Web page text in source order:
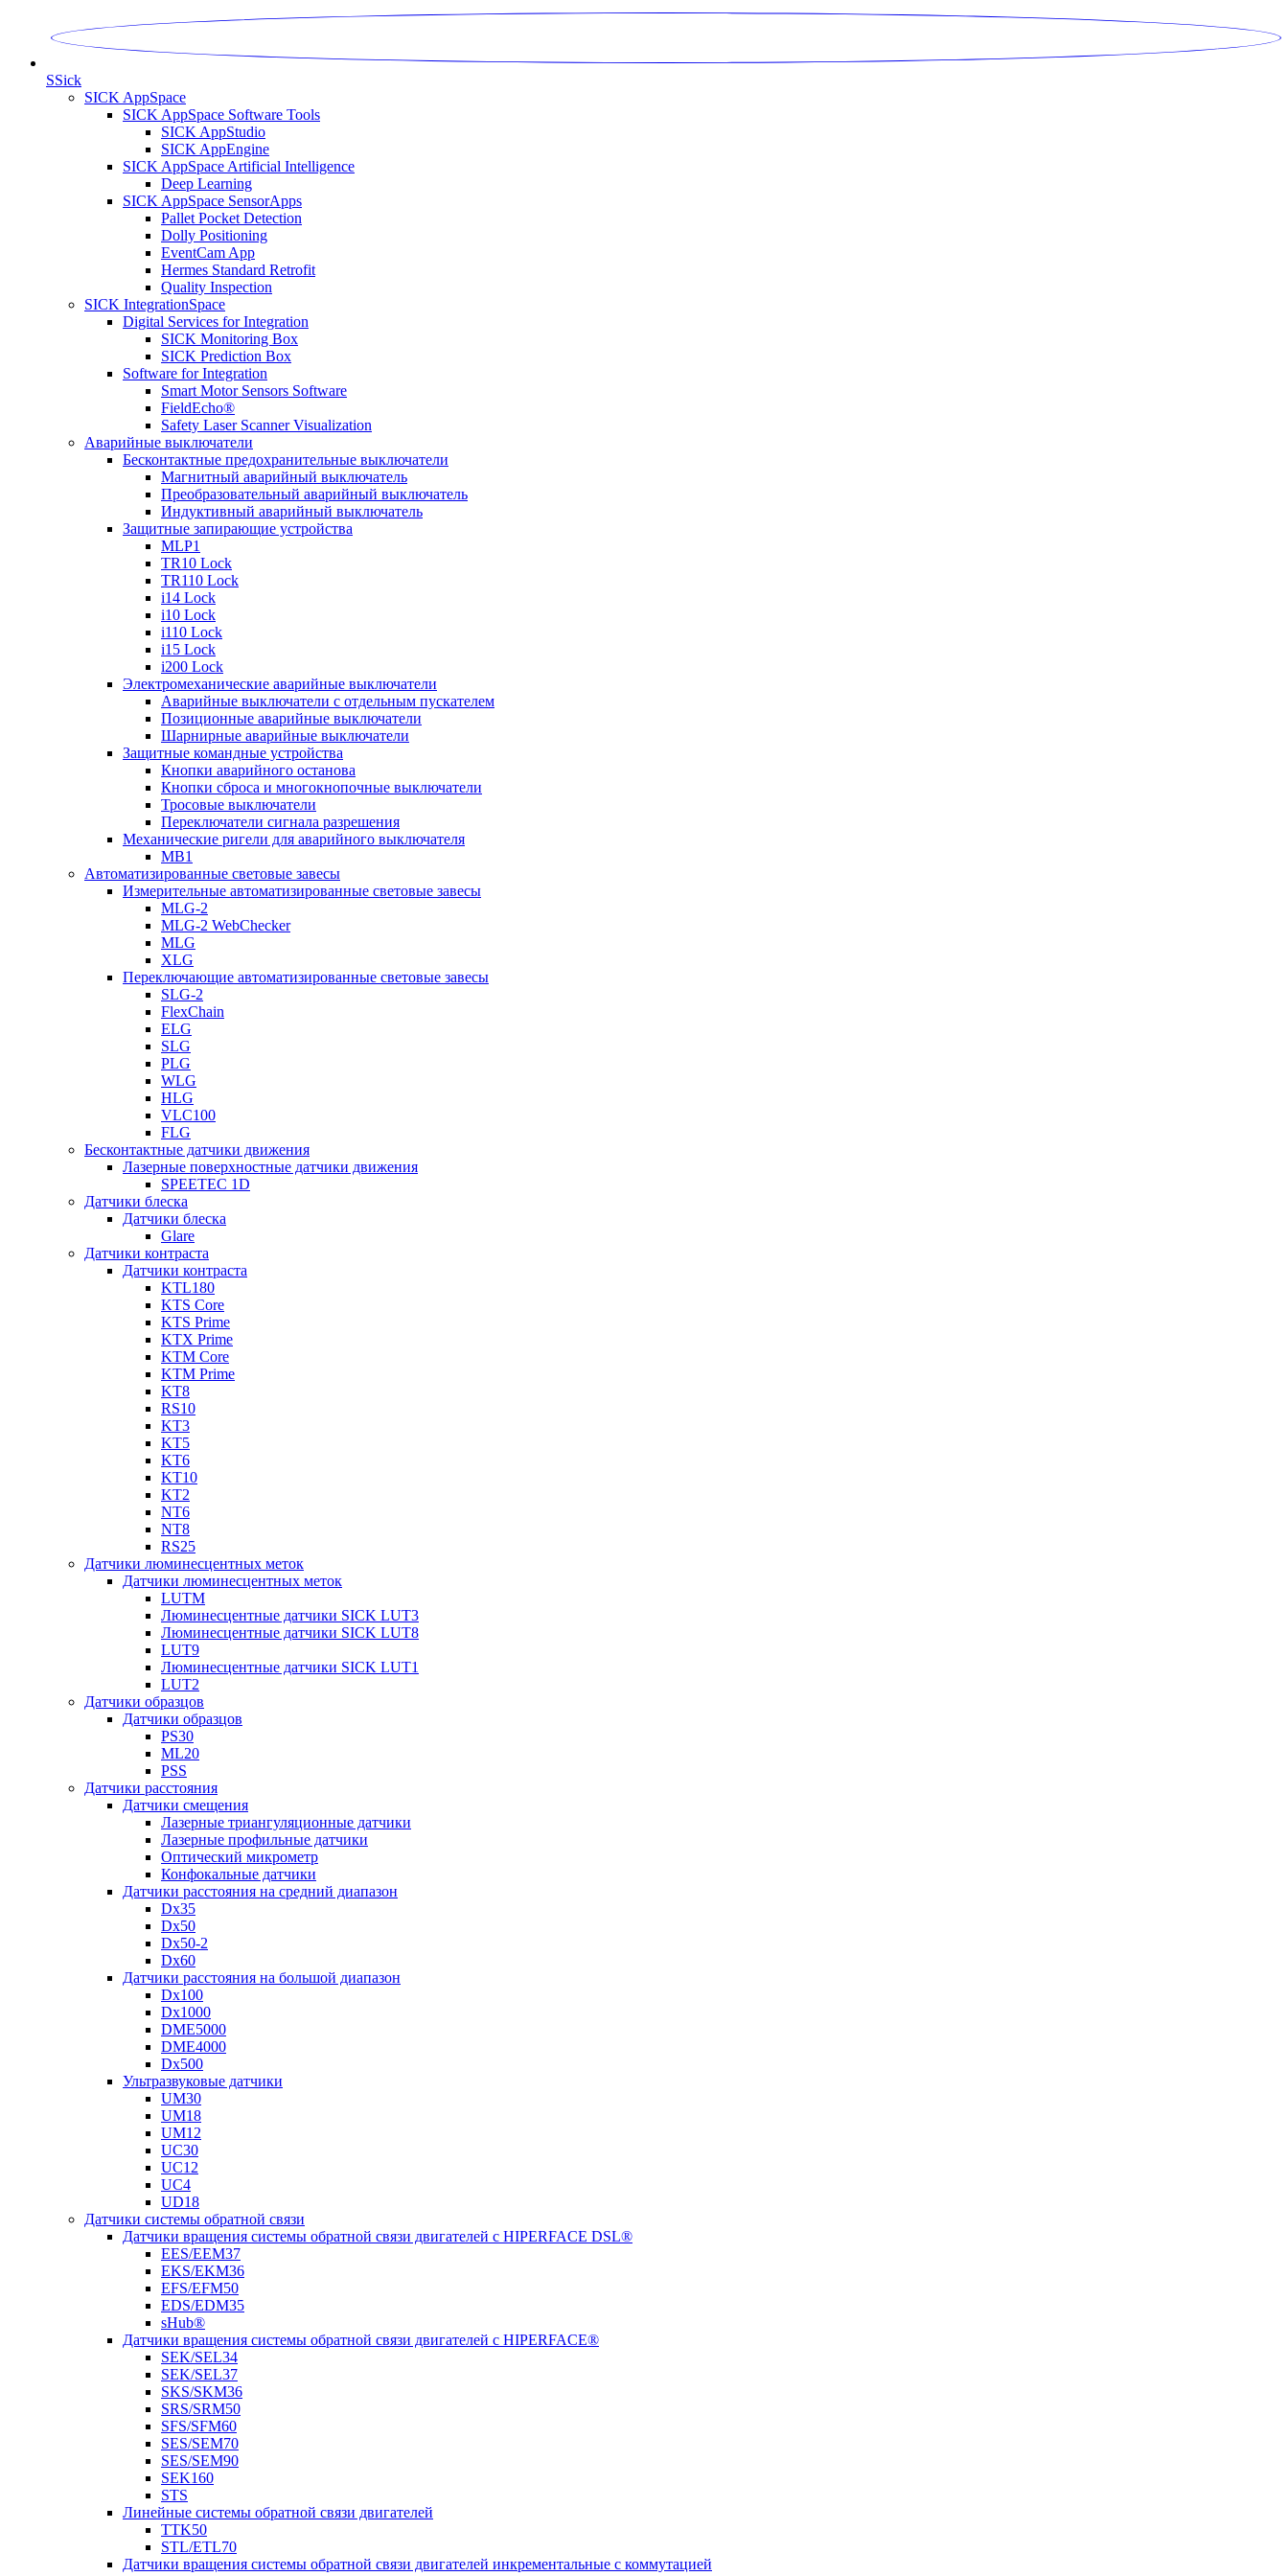
SSick
SICK AppSpace
SICK AppSpace Software Tools
SICK AppStudio
SICK AppEngine
SICK AppSpace Artificial Intelligence
Deep Learning
SICK AppSpace SensorApps
Pallet Pocket Detection
Dolly Positioning
EventCam App
Hermes Standard Retrofit
Quality Inspection
SICK IntegrationSpace
Digital Services for Integration
SICK Monitoring Box
SICK Prediction Box
Software for Integration
Smart Motor Sensors Software
FieldEcho®
Safety Laser Scanner Visualization
Аварийные выключатели
Бесконтактные предохранительные выключатели
Магнитный аварийный выключатель
Преобразовательный аварийный выключатель
Индуктивный аварийный выключатель
Защитные запирающие устройства
MLP1
TR10 Lock
TR110 Lock
i14 Lock
i10 Lock
i110 Lock
i15 Lock
i200 Lock
Электромеханические аварийные выключатели
Аварийные выключатели с отдельным пускателем
Позиционные аварийные выключатели
Шарнирные аварийные выключатели
Защитные командные устройства
Кнопки аварийного останова
Кнопки сброса и многокнопочные выключатели
Тросовые выключатели
Переключатели сигнала разрешения
Механические ригели для аварийного выключателя
MB1
Автоматизированные световые завесы
Измерительные автоматизированные световые завесы
MLG-2
MLG-2 WebChecker
MLG
XLG
Переключающие автоматизированные световые завесы
SLG-2
FlexChain
ELG
SLG
PLG
WLG
HLG
VLC100
FLG
Бесконтактные датчики движения
Лазерные поверхностные датчики движения
SPEETEC 1D
Датчики блеска
Датчики блеска
Glare
Датчики контраста
Датчики контраста
KTL180
KTS Core
KTS Prime
KTX Prime
KTM Core
KTM Prime
KT8
RS10
KT3
KT5
KT6
KT10
KT2
NT6
NT8
RS25
Датчики люминесцентных меток
Датчики люминесцентных меток
LUTM
Люминесцентные датчики SICK LUT3
Люминесцентные датчики SICK LUT8
LUT9
Люминесцентные датчики SICK LUT1
LUT2
Датчики образцов
Датчики образцов
PS30
ML20
PSS
Датчики расстояния
Датчики смещения
Лазерные триангуляционные датчики
Лазерные профильные датчики
Оптический микрометр
Конфокальные датчики
Датчики расстояния на средний диапазон
Dx35
Dx50
Dx50-2
Dx60
Датчики расстояния на большой диапазон
Dx100
Dx1000
DME5000
DME4000
Dx500
Ультразвуковые датчики
UM30
UM18
UM12
UC30
UC12
UC4
UD18
Датчики системы обратной связи
Датчики вращения системы обратной связи двигателей с HIPERFACE DSL®
EES/EEM37
EKS/EKM36
EFS/EFM50
EDS/EDM35
sHub®
Датчики вращения системы обратной связи двигателей с HIPERFACE®
SEK/SEL34
SEK/SEL37
SKS/SKM36
SRS/SRM50
SFS/SFM60
SES/SEM70
SES/SEM90
SEK160
STS
Линейные системы обратной связи двигателей
TTK50
STL/ETL70
Датчики вращения системы обратной связи двигателей инкрементальные с коммутацией